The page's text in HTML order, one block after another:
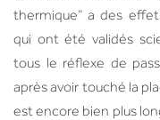
thermique” a des
qui ont été validés
tous le réflexe de
après avoir touché la
est encore bien plus